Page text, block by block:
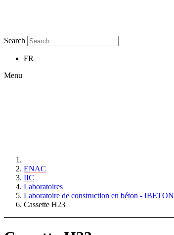
Search
FR
Menu
ENAC
IIC
Laboratoires
Laboratoire de construction en béton - IBETON
Cassette H23